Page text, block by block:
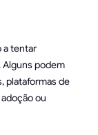
a tentar
podem
plataformas de
ou